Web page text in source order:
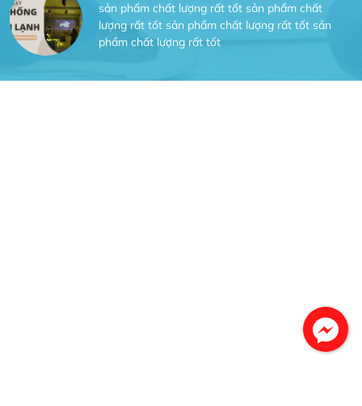
sản phẩm chất lượng rất tốt sản phẩm chất
lượng rất tốt sản phẩm chất lượng rất tốt sản
phẩm chất lượng rất tốt
sản phẩm chất lượng rất tốt sản phẩm chất
lượng rất tốt sản phẩm chất lượng rất tốt sản